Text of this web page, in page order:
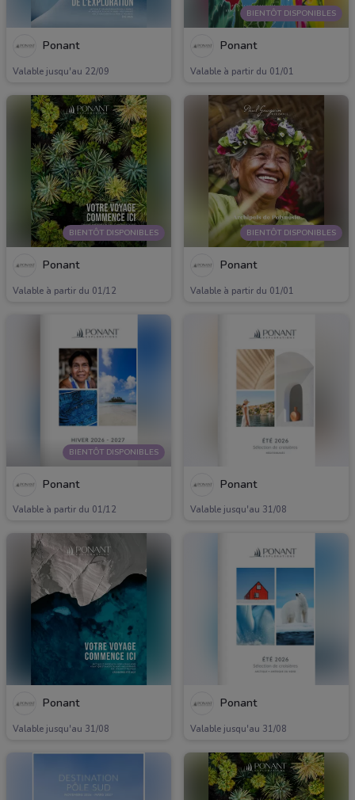
Ponant
Valable jusqu'au 22/09
BIENTÔT DISPONIBLES
Ponant
Valable à partir du 01/01
BIENTÔT DISPONIBLES
Ponant
Valable à partir du 01/12
BIENTÔT DISPONIBLES
Ponant
Valable à partir du 01/01
BIENTÔT DISPONIBLES
Ponant
Valable à partir du 01/12
Ponant
Valable jusqu'au 31/08
Ponant
Valable jusqu'au 31/08
Ponant
Valable jusqu'au 31/08